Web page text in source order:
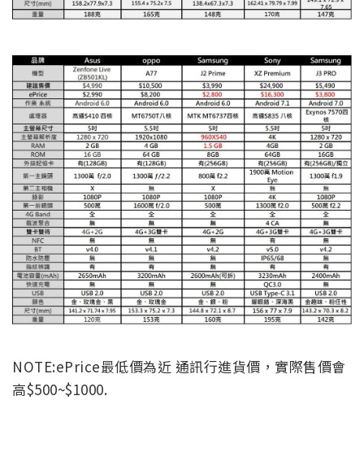
NOTE:ePrice最低價為近 通訊行進貨價，實際售價會
高$500~$1000.